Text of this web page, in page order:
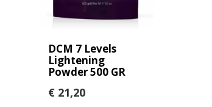
DCM 7 Levels
Lightening
Powder 500 GR
€ 21,20